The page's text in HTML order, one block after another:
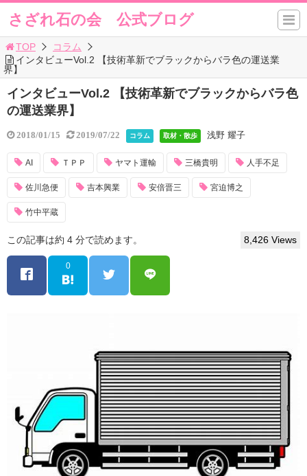
さざれ石の会 公式ブログ
TOP
コラム
インタビューVol.2 【技術革新でブラックからバラ色の運送業
界】
インタビューVol.2 【技術革新でブラックからバラ色
の運送業界】
2018/01/15 2019/07/22 コラム 取材・散歩 浅野 耀子
AI ＴＰＰ ヤマト運輸 三橋貴明 人手不足
佐川急便 吉本興業 安倍晋三 宮迫博之
竹中平蔵
この記事は約 4 分で読めます。 8,426 Views
0